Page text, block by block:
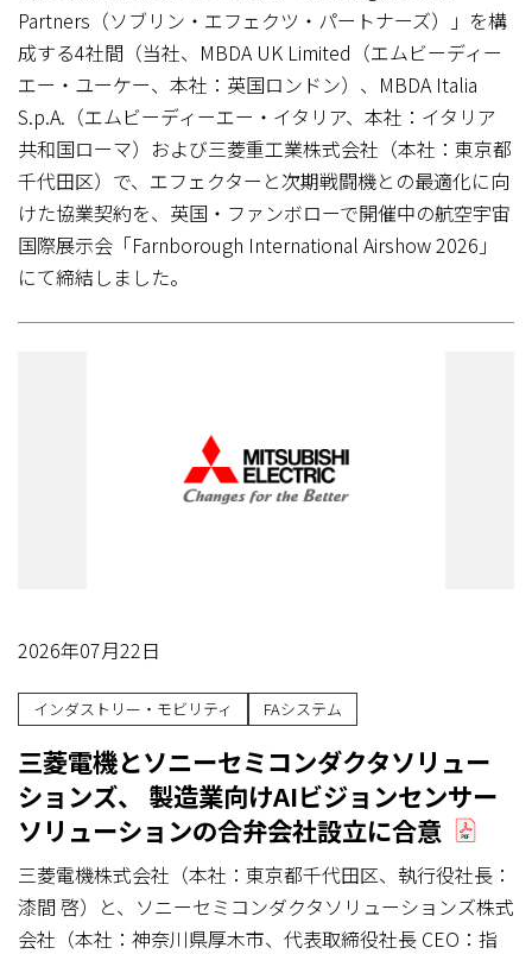
Partners（ソブリン・エフェクツ・パートナーズ）」を構
成する4社間（当社、MBDA UK Limited（エムビーディー
エー・ユーケー、本社：英国ロンドン）、MBDA Italia
S.p.A.（エムビーディーエー・イタリア、本社：イタリア
共和国ローマ）および三菱重工業株式会社（本社：東京都
千代田区）で、エフェクターと次期戦闘機との最適化に向
けた協業契約を、英国・ファンボローで開催中の航空宇宙
国際展示会「Farnborough International Airshow 2026」
にて締結しました。
2026年07月22日
インダストリー・モビリティ FAシステム
三菱電機とソニーセミコンダクタソリュー
ションズ、 製造業向けAIビジョンセンサー
ソリューションの合弁会社設立に合意
三菱電機株式会社（本社：東京都千代田区、執行役社長：
漆間 啓）と、ソニーセミコンダクタソリューションズ株式
会社（本社：神奈川県厚木市、代表取締役社長 CEO：指